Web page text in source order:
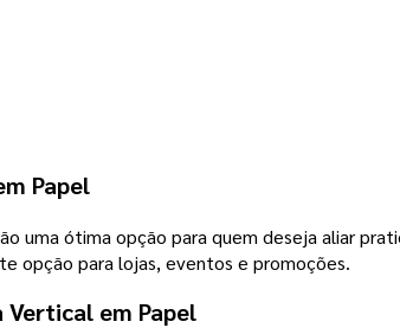
Papel
uma ótima opção para quem deseja aliar
opção para lojas, eventos e promoções.
Vertical em Papel